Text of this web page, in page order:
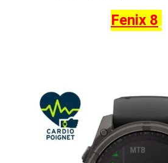
Fenix 8